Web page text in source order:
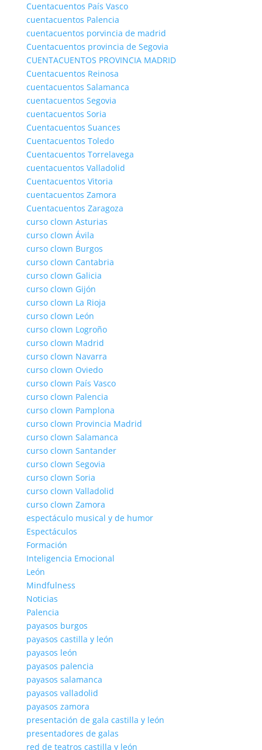
Cuentacuentos País Vasco
cuentacuentos Palencia
cuentacuentos porvincia de madrid
Cuentacuentos provincia de Segovia
CUENTACUENTOS PROVINCIA MADRID
Cuentacuentos Reinosa
cuentacuentos Salamanca
cuentacuentos Segovia
cuentacuentos Soria
Cuentacuentos Suances
Cuentacuentos Toledo
Cuentacuentos Torrelavega
cuentacuentos Valladolid
Cuentacuentos Vitoria
cuentacuentos Zamora
Cuentacuentos Zaragoza
curso clown Asturias
curso clown Ávila
curso clown Burgos
curso clown Cantabria
curso clown Galicia
curso clown Gijón
curso clown La Rioja
curso clown León
curso clown Logroño
curso clown Madrid
curso clown Navarra
curso clown Oviedo
curso clown País Vasco
curso clown Palencia
curso clown Pamplona
curso clown Provincia Madrid
curso clown Salamanca
curso clown Santander
curso clown Segovia
curso clown Soria
curso clown Valladolid
curso clown Zamora
espectáculo musical y de humor
Espectáculos
Formación
Inteligencia Emocional
León
Mindfulness
Noticias
Palencia
payasos burgos
payasos castilla y león
payasos león
payasos palencia
payasos salamanca
payasos valladolid
payasos zamora
presentación de gala castilla y león
presentadores de galas
red de teatros castilla y león